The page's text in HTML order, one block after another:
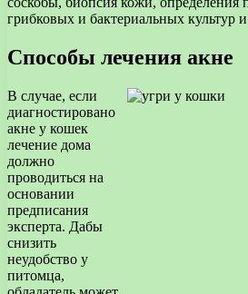
грибковых и бактериальных культур
Способы лечения акне
В случае, если
диагностировано
акне у кошек
лечение дома
должно
проводиться на
основании
предписания
эксперта. Дабы
снизить
неудобство у
питомца,